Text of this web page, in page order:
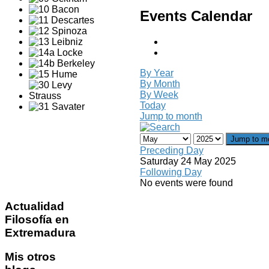
Events Calendar
By Year
By Month
By Week
Today
Jump to month
Jump to
Preceding Day
Saturday 24 May 2025
Following Day
No events were found
Actualidad
Filosofía en
Extremadura
Mis otros